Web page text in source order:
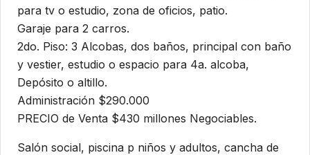
para tv o estudio, zona de oficios, patio.
Garaje para 2 carros.
2do. Piso: 3 Alcobas, dos baños, principal con baño
y vestier, estudio o espacio para 4a. alcoba,
Depósito o altillo.
Administración $290.000
PRECIO de Venta $430 millones Negociables.
Salón social, piscina p niños y adultos, cancha de